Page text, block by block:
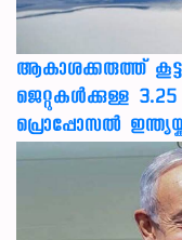
ആകാശക്കരുത്ത്
ജെറ്റുകൾക്കുള്ള
പ്രൊപ്പോസൽ